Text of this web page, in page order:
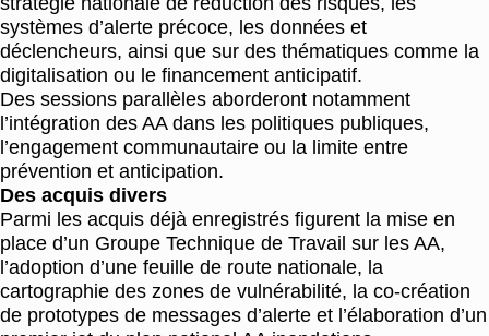
systèmes d’alerte précoce, les données et
déclencheurs, ainsi que sur des thématiques comme la
digitalisation ou le financement anticipatif.
Des sessions parallèles aborderont notamment
l’intégration des AA dans les politiques publiques,
l’engagement communautaire ou la limite entre
prévention et anticipation.
Des acquis divers
Parmi les acquis déjà enregistrés figurent la mise en
place d’un Groupe Technique de Travail sur les AA,
l’adoption d’une feuille de route nationale, la
cartographie des zones de vulnérabilité, la co-création
de prototypes de messages d’alerte et l’élaboration d’un